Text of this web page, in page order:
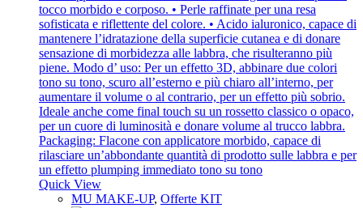
Quick View
MU MAKE-UP, Offerte KIT